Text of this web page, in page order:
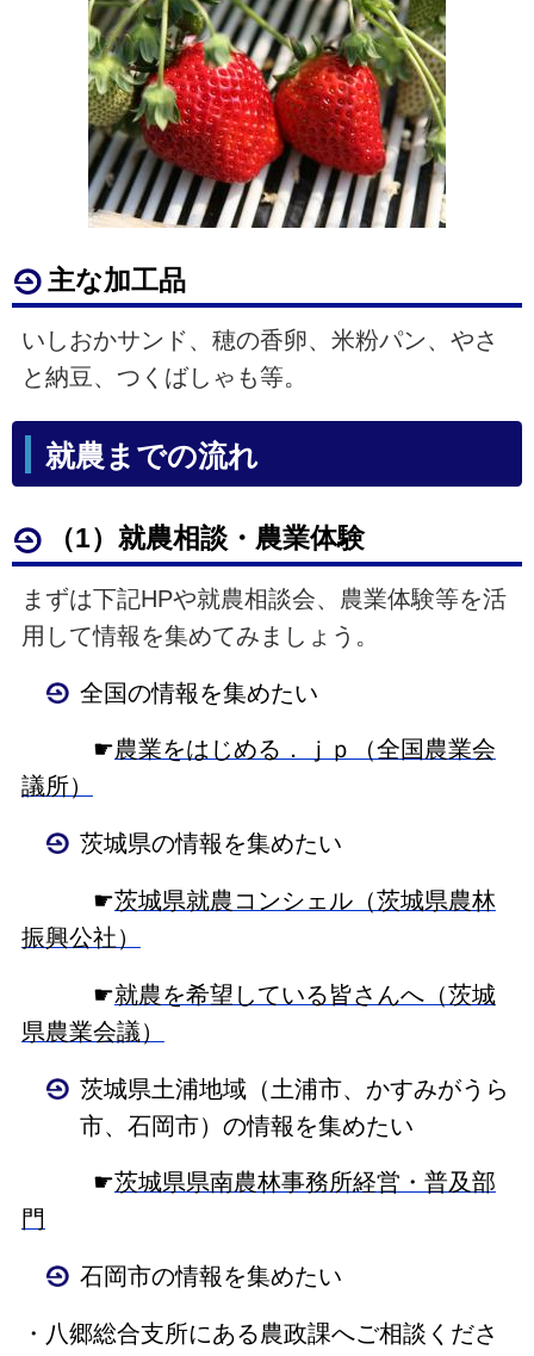
主な加工品
いしおかサンド、穂の香卵、米粉パン、やさ
と納豆、つくばしゃも等。
就農までの流れ
（1）就農相談・農業体験
まずは下記HPや就農相談会、農業体験等を活
用して情報を集めてみましょう。
全国の情報を集めたい
☛農業をはじめる．ｊｐ（全国農業会
議所）
茨城県の情報を集めたい
☛茨城県就農コンシェル（茨城県農林
振興公社）
☛就農を希望している皆さんへ（茨城
県農業会議）
茨城県土浦地域（土浦市、かすみがうら
市、石岡市）の情報を集めたい
☛茨城県県南農林事務所経営・普及部
門
石岡市の情報を集めたい
・ 八郷総合支所にある農政課へご相談くださ